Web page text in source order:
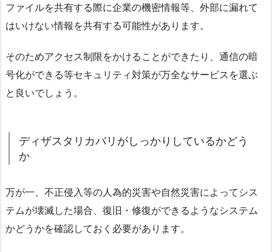
ファイルを共有する際に企業の機密情報等、外部に漏れて
はいけない情報を共有する可能性があります。
そのためアクセス制限をかけることができたり、通信の暗
号化ができる等セキュリティ対策が万全なサービスを選ぶ
と良いでしょう。
ディザスタリカバリがしっかりしているかどう
か
万が一、不正侵入等の人為的災害や自然災害によってシス
テムが壊滅した場合、復旧・修復ができるようなシステム
かどうかを確認しておく必要があります。